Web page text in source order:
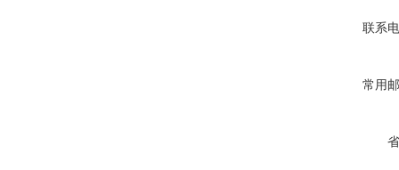
联系
常用